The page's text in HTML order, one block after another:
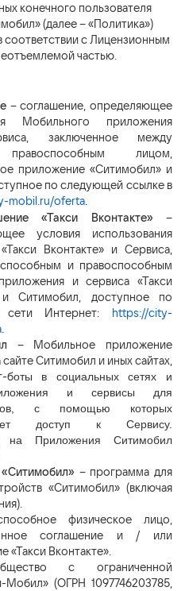
конечного пользователя
(далее – «Политика»)
соответствии с Лицензионным
частью.
– соглашение, определяющее
Мобильного приложения
заключенное между
лицом,
приложение «Ситимобил» и
по следующей ссылке в
mobil.ru/oferta.
«Такси Вконтакте» –
условия использования
Вконтакте» и Сервиса,
и правоспособным
и сервиса «Такси
Ситимобил, доступное по
Интернет:
https://city-
.
– Мобильное приложение
Ситимобил и иных сайтах,
боты в социальных сетях и
и сервисы для
с помощью которых
доступ к Сервису.
на Приложения Ситимобил
– программа для
«Ситимобил» (включая
физическое лицо,
соглашение
и / или
«Такси Вконтакте».
с ограниченной
Мобил» (ОГРН 1097746203785,